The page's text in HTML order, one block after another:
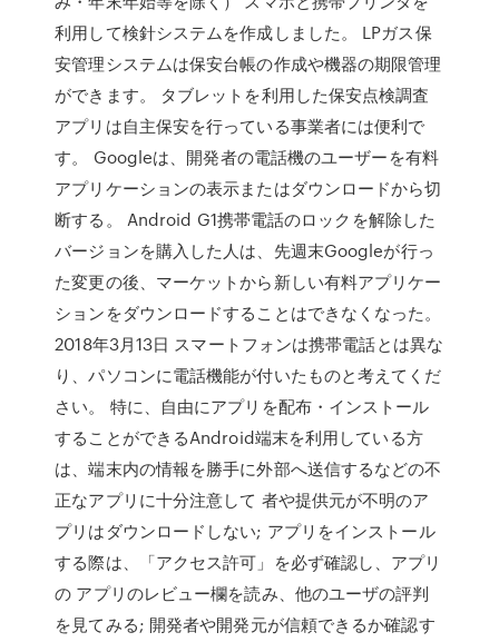
利用して検針システムを作成しました。 LPガス保
安管理システムは保安台帳の作成や機器の期限管理
ができます。 タブレットを利用した保安点検調査
アプリは自主保安を行っている事業者には便利で
す。 Googleは、開発者の電話機のユーザーを有料
アプリケーションの表示またはダウンロードから切
断する。 Android G1携帯電話のロックを解除した
バージョンを購入した人は、先週末Googleが行っ
た変更の後、マーケットから新しい有料アプリケー
ションをダウンロードすることはできなくなった。
2018年3月13日 スマートフォンは携帯電話とは異な
り、パソコンに電話機能が付いたものと考えてくだ
さい。 特に、自由にアプリを配布・インストール
することができるAndroid端末を利用している方
は、端末内の情報を勝手に外部へ送信するなどの不
正なアプリに十分注意して 者や提供元が不明のア
プリはダウンロードしない; アプリをインストール
する際は、「アクセス許可」を必ず確認し、アプリ
の アプリのレビュー欄を読み、他のユーザの評判
を見てみる; 開発者や開発元が信頼できるか確認す